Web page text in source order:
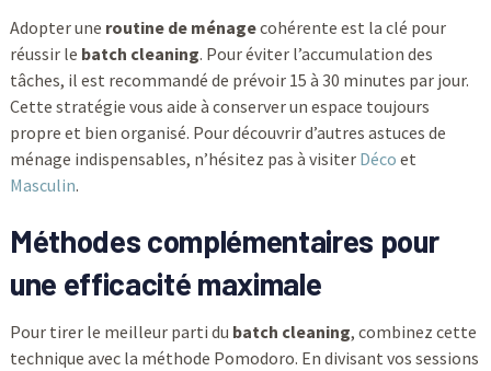
Adopter une routine de ménagecohérente est la clé pour
réussir le batch cleaning. Pour éviter l’accumulation des
tâches, il est recommandé de prévoir 15 à 30 minutes par jour.
Cette stratégie vous aide à conserver un espace toujours
propre et bien organisé. Pour découvrir d’autres astuces de
ménage indispensables, n’hésitez pas à visiter Déco et
Masculin.
Méthodes complémentaires pour
une efficacité maximale
Pour tirer le meilleur parti du batch cleaning, combinez cette
technique avec la méthode Pomodoro. En divisant vos sessions